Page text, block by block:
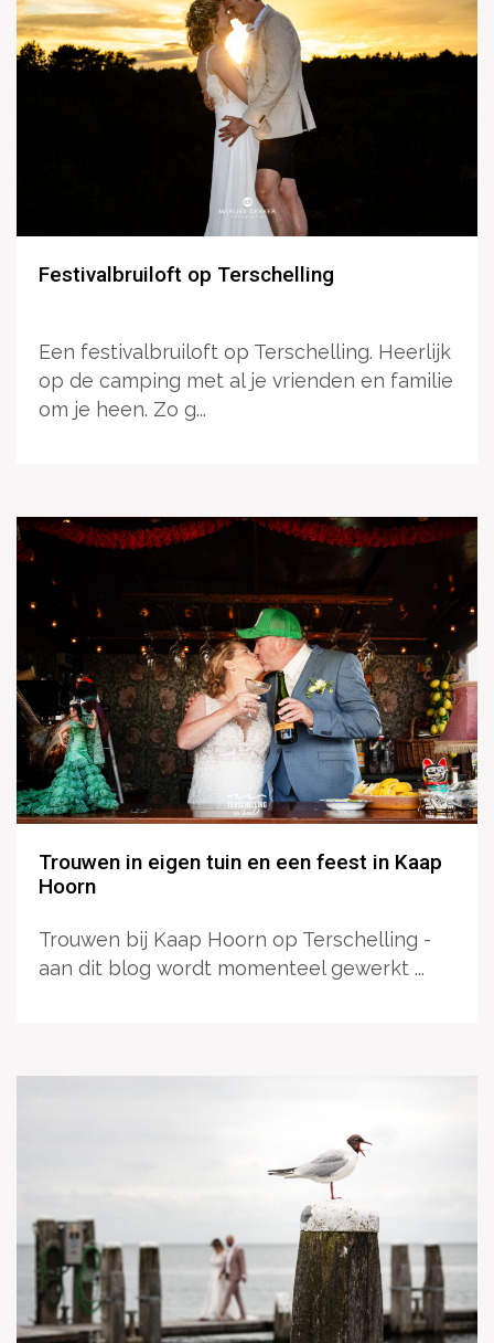
Festivalbruiloft op Terschelling
Een festivalbruiloft op Terschelling. Heerlijk
op de camping met al je vrienden en familie
om je heen. Zo g...
Trouwen in eigen tuin en een feest in Kaap
Hoorn
Trouwen bij Kaap Hoorn op Terschelling -
aan dit blog wordt momenteel gewerkt ...